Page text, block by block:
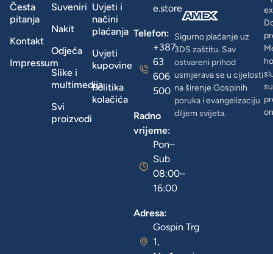
Česta
pitanja
Kontakt
Impressum
Suveniri
Nakit
Odjeća
Slike i
multimedija
Svi
proizvodi
Uvjeti i
načini
plaćanja
Uvjeti
kupovine
Politika
kolačića
e.store
Telefon:
+387
63
606
500
Radno
vrijeme:
Pon–
Sub
08:00–
16:00
Adresa:
Gospin Trg
1,
Sigurno plaćanje uz
3DS zaštitu. Sav
ostvareni prihod
usmjerava se u cijelosti
na širenje Gospinih
poruka i evangelizaciju
diljem svijeta.